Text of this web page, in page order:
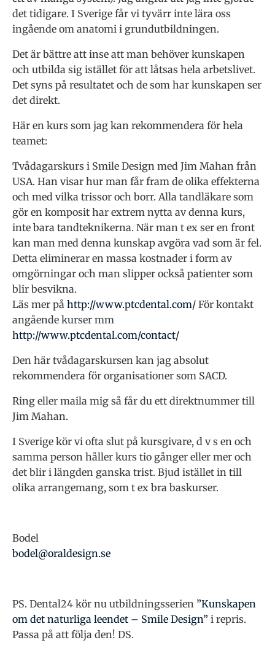
det tidigare. I Sverige får vi tyvärr inte lära oss
ingående om anatomi i grundutbildningen.
Det är bättre att inse att man behöver kunskapen
och utbilda sig istället för att låtsas hela arbetslivet.
Det syns på resultatet och de som har kunskapen ser
det direkt.
Här en kurs som jag kan rekommendera för hela
teamet:
Tvådagarskurs i Smile Design med Jim Mahan från
USA. Han visar hur man får fram de olika effekterna
och med vilka trissor och borr. Alla tandläkare som
gör en komposit har extrem nytta av denna kurs,
inte bara tandteknikerna. När man t ex ser en front
kan man med denna kunskap avgöra vad som är fel.
Detta eliminerar en massa kostnader i form av
omgörningar och man slipper också patienter som
blir besvikna.
Läs mer på http://www.ptcdental.com/ För kontakt
angående kurser mm
http://www.ptcdental.com/contact/
Den här tvådagarskursen kan jag absolut
rekommendera för organisationer som SACD.
Ring eller maila mig så får du ett direktnummer till
Jim Mahan.
I Sverige kör vi ofta slut på kursgivare, d v s en och
samma person håller kurs tio gånger eller mer och
det blir i längden ganska trist. Bjud istället in till
olika arrangemang, som t ex bra baskurser.
Bodel
bodel@oraldesign.se
PS. Dental24 kör nu utbildningsserien ”Kunskapen
om det naturliga leendet – Smile Design” i repris.
Passa på att följa den! DS.